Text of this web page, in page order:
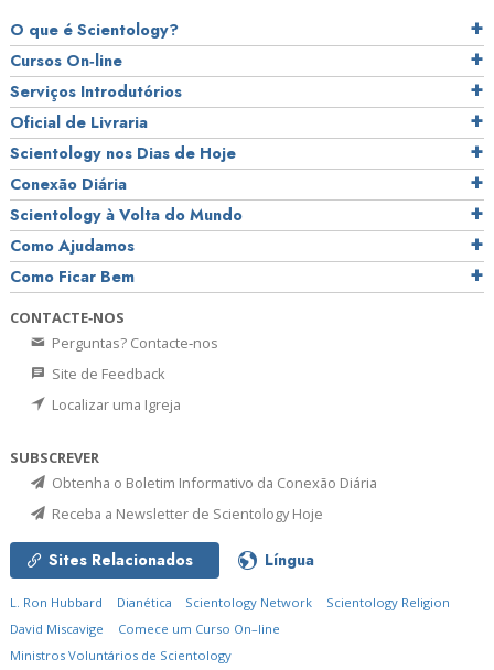
O que é Scientology?
Cursos On‑line
Serviços Introdutórios
Oficial de Livraria
Scientology nos Dias de Hoje
Conexão Diária
Scientology à Volta do Mundo
Como Ajudamos
Como Ficar Bem
CONTACTE‑NOS
Perguntas? Contacte‑nos
Site de Feedback
Localizar uma Igreja
SUBSCREVER
Obtenha o Boletim Informativo da Conexão Diária
Receba a Newsletter de Scientology Hoje
Sites Relacionados Língua
L. Ron Hubbard Dianética Scientology Network
Scientology Religion
David Miscavige
Comece um Curso On–line
Ministros Voluntários de Scientology